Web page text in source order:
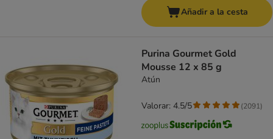
Añadir a la cesta
Purina Gourmet Gold
Mousse 12 x 85 g
Atún
Valorar: 4.5/5 (2091)